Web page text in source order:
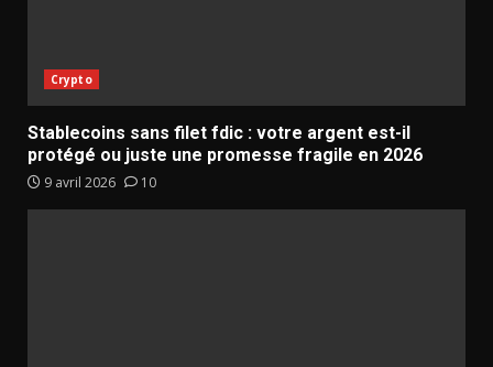
Crypto
Stablecoins sans filet fdic : votre argent est-il
protégé ou juste une promesse fragile en 2026
9 avril 2026 10